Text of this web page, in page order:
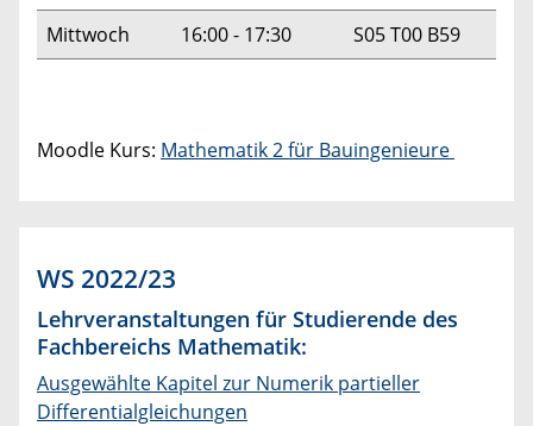
Mittwoch
16:00 - 17:30 S05 T00 B59
Moodle Kurs: Mathematik 2 für Bauingenieure
WS 2022/23
Lehrveranstaltungen für Studierende des
Fachbereichs Mathematik:
Ausgewählte Kapitel zur Numerik partieller
Differentialgleichungen